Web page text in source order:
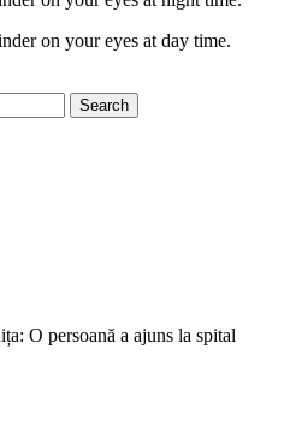
on your eyes at day time.
Search
O persoană a ajuns la spital